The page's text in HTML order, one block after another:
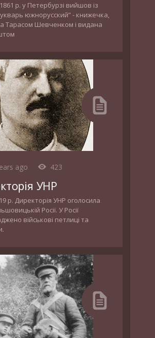
1861 р. у Петербурзі вийшов із
южнорусский” - книжечка,
Тарасом Шевченком і видана
ago 423
УНР
р. Директорія УНР оголосила
Росії. У Росії
військові петлиці та